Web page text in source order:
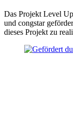
Das Projekt Level
und congstar
dieses Projekt zu